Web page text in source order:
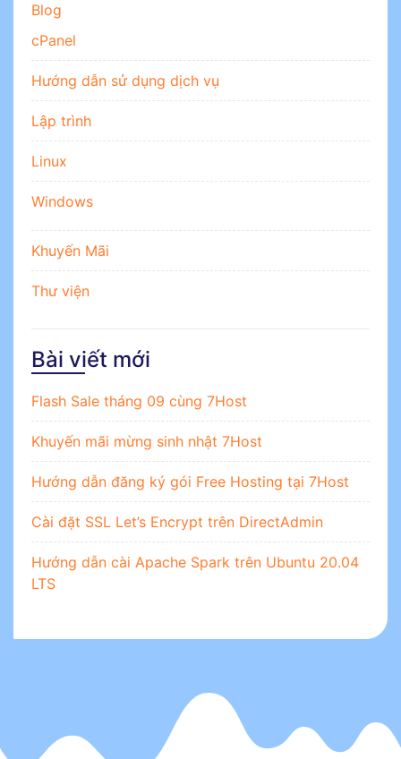
Blog
cPanel
Hướng dẫn sử dụng dịch vụ
Lập trình
Linux
Windows
Khuyến Mãi
Thư viện
Bài viết mới
Flash Sale tháng 09 cùng 7Host
Khuyến mãi mừng sinh nhật 7Host
Hướng dẫn đăng ký gói Free Hosting tại 7Host
Cài đặt SSL Let’s Encrypt trên DirectAdmin
Hướng dẫn cài Apache Spark trên Ubuntu 20.04
LTS